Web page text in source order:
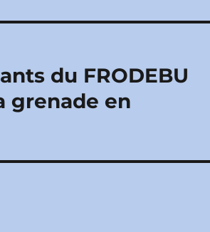
du FRODEBU
grenade en